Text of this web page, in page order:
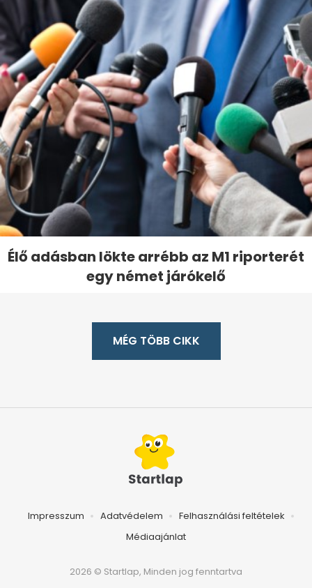
Élő adásban lökte arrébb az M1 riporterét
egy német járókelő
MÉG TÖBB CIKK
Impresszum Adatvédelem
Felhasználási feltételek
Médiaajánlat
2026 © Startlap, Minden jog fenntartva